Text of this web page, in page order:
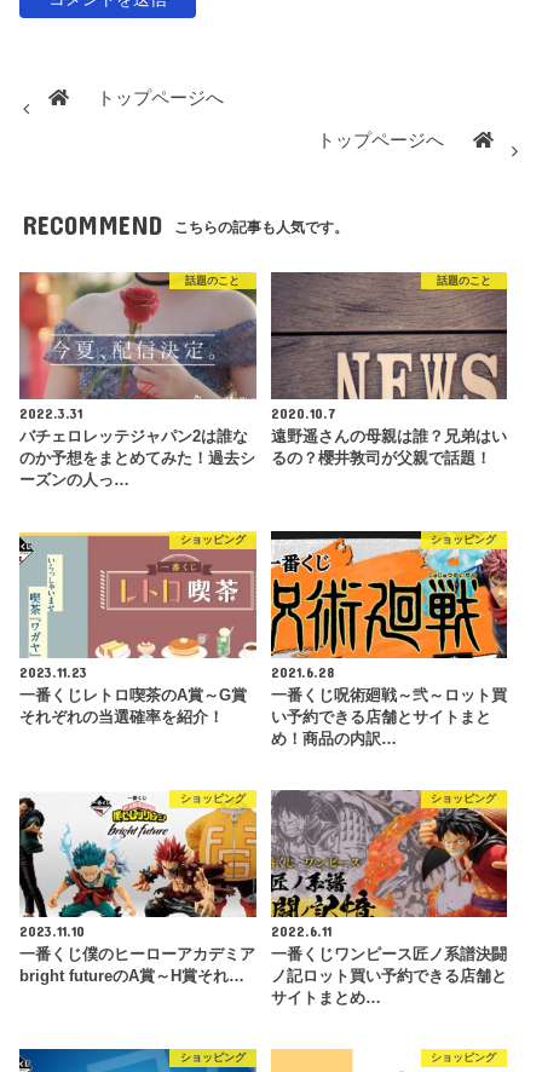
トップページへ
トップページへ
RECOMMEND こちらの記事も人気です。
話題のこと
2022.3.31
バチェロレッテジャパン2は誰な
のか予想をまとめてみた！過去シ
ーズンの人っ…
話題のこと
2020.10.7
遠野遥さんの母親は誰？兄弟はい
るの？櫻井敦司が父親で話題！
ショッピング
2023.11.23
一番くじレトロ喫茶のA賞～G賞
それぞれの当選確率を紹介！
ショッピング
2021.6.28
一番くじ呪術廻戦～弐～ロット買
い予約できる店舗とサイトまと
め！商品の内訳…
ショッピング
2023.11.10
一番くじ僕のヒーローアカデミア
bright futureのA賞～H賞それ…
ショッピング
2022.6.11
一番くじワンピース匠ノ系譜決闘
ノ記ロット買い予約できる店舗と
サイトまとめ…
ショッピング ショッピング